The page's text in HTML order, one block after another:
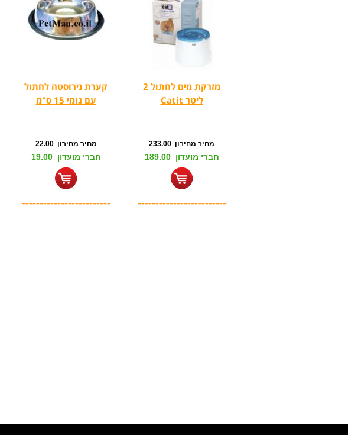
מזרקת מים לחתול 2
ליטר Catit
מחיר מחירון 233.00
חברי מועדון 189.00
-------------------------
קערת נירוסטה לחתול
עם גומי 15 ס"מ
מחיר מחירון 22.00
חברי מועדון 19.00
-------------------------